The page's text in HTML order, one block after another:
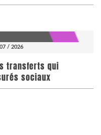
/ 2026
transferts qui
sociaux